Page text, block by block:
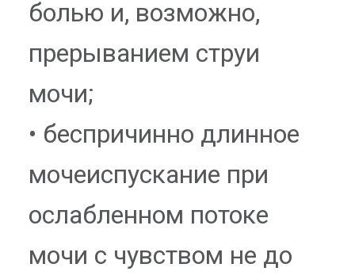
болью и, возможно,
прерыванием струи
мочи;
• беспричинно длинное
мочеиспускание при
ослабленном потоке
мочи с чувством не до